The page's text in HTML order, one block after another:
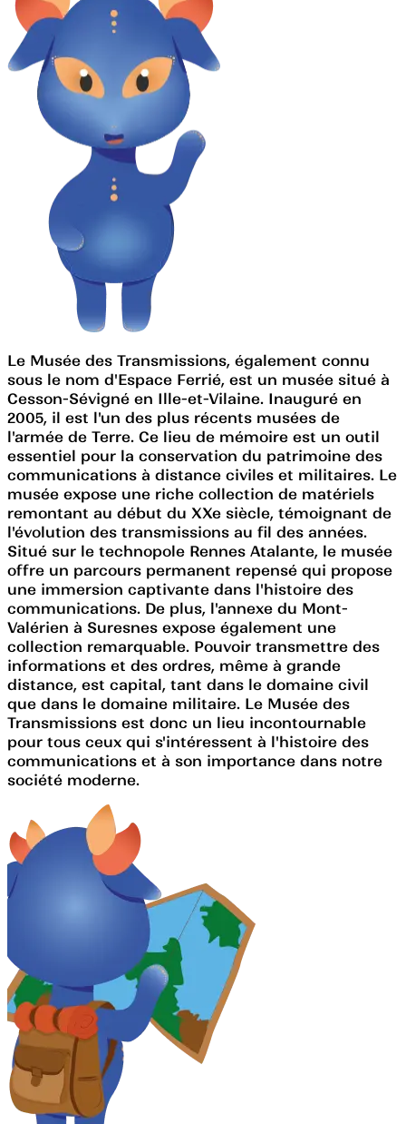
Le Musée des Transmissions, également connu
sous le nom d'Espace Ferrié, est un musée situé à
Cesson-Sévigné en Ille-et-Vilaine. Inauguré en
2005, il est l'un des plus récents musées de
l'armée de Terre. Ce lieu de mémoire est un outil
essentiel pour la conservation du patrimoine des
communications à distance civiles et militaires. Le
musée expose une riche collection de matériels
remontant au début du XXe siècle, témoignant de
l'évolution des transmissions au fil des années.
Situé sur le technopole Rennes Atalante, le musée
offre un parcours permanent repensé qui propose
une immersion captivante dans l'histoire des
communications. De plus, l'annexe du Mont-
Valérien à Suresnes expose également une
collection remarquable. Pouvoir transmettre des
informations et des ordres, même à grande
distance, est capital, tant dans le domaine civil
que dans le domaine militaire. Le Musée des
Transmissions est donc un lieu incontournable
pour tous ceux qui s'intéressent à l'histoire des
communications et à son importance dans notre
société moderne.